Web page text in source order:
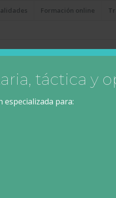
Formación online
First name
táctica y
especializada para: